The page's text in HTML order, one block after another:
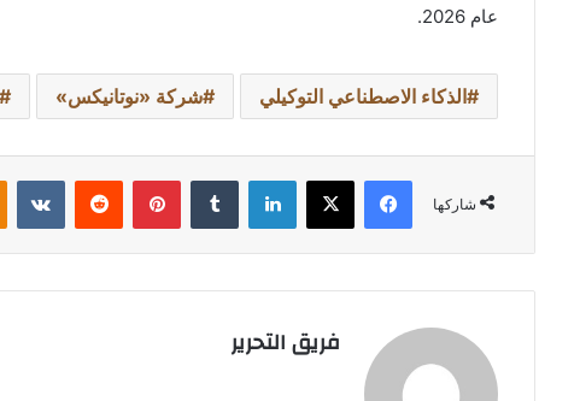
عام 2026.
الذكاء الاصطناعي التوكيلي شركة «نوتانيكس»
شاركها
فيسبوك ‫X لينكدإن بينتيريست
فريق التحرير